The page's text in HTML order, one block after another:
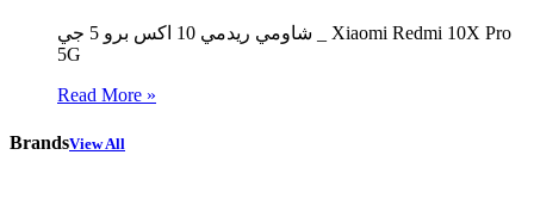
شاومي ريدمي 10 اكس برو 5 جي _ Xiaomi Redmi 10X Pro
5G
Read More »
BrandsView All